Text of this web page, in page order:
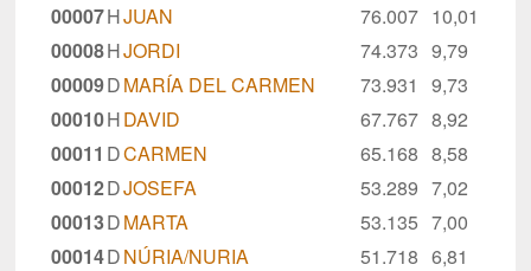
00007HJUAN 76.007 10,01
00008HJORDI 74.373 9,79
00009DMARÍA DEL CARMEN 73.931
9,73
00010HDAVID 67.767 8,92
00011 DCARMEN 65.168 8,58
00012DJOSEFA 53.289 7,02
00013DMARTA 53.135 7,00
00014DNÚRIA/NURIA 51.718 6,81